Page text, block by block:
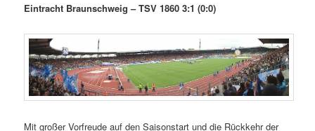
Eintracht Braunschweig – TSV 1860 3:1 (0:0)
Mit großer Vorfreude auf den Saisonstart und die Rückkehr der